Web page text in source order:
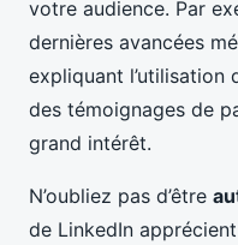
votre audience. Par
dernières avancées
expliquant l’utilisation
des témoignages de
grand intérêt.
N’oubliez pas d’être
de LinkedIn